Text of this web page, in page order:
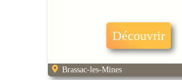
Découvrir
Brassac-les-Mines